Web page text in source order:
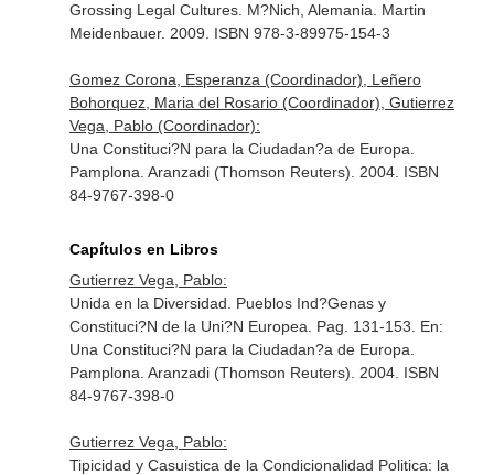
Grossing Legal Cultures. M?Nich, Alemania. Martin
Meidenbauer. 2009. ISBN 978-3-89975-154-3
Gomez Corona, Esperanza (Coordinador), Leñero
Bohorquez, Maria del Rosario (Coordinador), Gutierrez
Vega, Pablo (Coordinador):
Una Constituci?N para la Ciudadan?a de Europa.
Pamplona. Aranzadi (Thomson Reuters). 2004. ISBN
84-9767-398-0
Capítulos en Libros
Gutierrez Vega, Pablo:
Unida en la Diversidad. Pueblos Ind?Genas y
Constituci?N de la Uni?N Europea. Pag. 131-153. En:
Una Constituci?N para la Ciudadan?a de Europa
Pamplona. Aranzadi (Thomson Reuters). 2004. ISBN
84-9767-398-0
Gutierrez Vega, Pablo:
Tipicidad y Casuistica de la Condicionalidad Politica: la